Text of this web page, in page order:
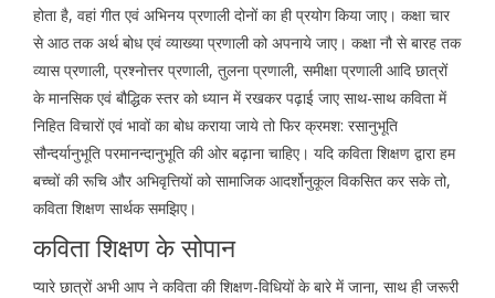
होता है, वहां गीत एवं अभिनय प्रणाली दोनों का ही प्रयोग किया जाए। कक्षा चार
से आठ तक अर्थ बोध एवं व्याख्या प्रणाली को अपनाये जाए। कक्षा नौ से बारह तक
व्यास प्रणाली, प्रश्नोत्तर प्रणाली, तुलना प्रणाली, समीक्षा प्रणाली आदि छात्रों
के मानसिक एवं बौद्धिक स्तर को ध्यान में रखकर पढ़ाई जाए साथ-साथ कविता में
निहित विचारों एवं भावों का बोध कराया जाये तो फिर क्रमश: रसानुभूति
सौन्दर्यानुभूति परमानन्दानुभूति की ओर बढ़ाना चाहिए। यदि कविता शिक्षण द्वारा हम
बच्चों की रूचि और अभिवृत्तियों को सामाजिक आदर्शोनुकूल विकसित कर सके तो,
कविता शिक्षण सार्थक समझिए।
कविता शिक्षण के सोपान
प्यारे छात्रों अभी आप ने कविता की शिक्षण-विधियों के बारे में जाना, साथ ही जरूरी